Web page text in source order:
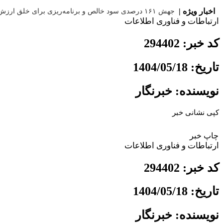
اخبار ویژه | جهش ۱۶۱ درصدی سود خالص و برنامه‌ریزی برای خلق ارزش جدید در بورس
ارتباطات و فناوری اطلاعات
کد خبر: 294402
تاریخ: 1404/05/18
نویسنده: خبرنگار
کپی نشانی خبر
چاپ خبر
ارتباطات و فناوری اطلاعات
کد خبر: 294402
تاریخ: 1404/05/18
نویسنده: خبرنگار